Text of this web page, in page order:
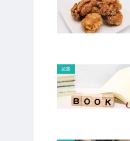
読書